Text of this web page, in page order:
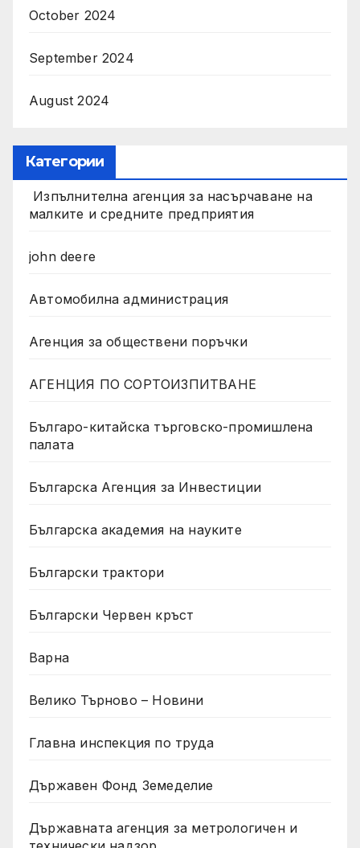
October 2024
September 2024
August 2024
Категории
Изпълнителна агенция за насърчаване на
малките и средните предприятия
john deere
Автомобилна администрация
Агенция за обществени поръчки
АГЕНЦИЯ ПО СОРТОИЗПИТВАНЕ
Българо-китайска търговско-промишлена
палата
Българска Агенция за Инвестиции
Българска академия на науките
Български трактори
Български Червен кръст
Варна
Велико Търново – Новини
Главна инспекция по труда
Държавен Фонд Земеделие
Държавната агенция за метрологичен и